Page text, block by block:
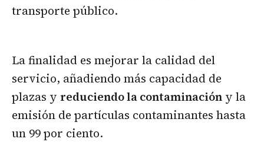
transporte público.
La finalidad es mejorar la calidad del
servicio, añadiendo más capacidad de
plazas y reduciendo la contaminación y la
emisión de partículas contaminantes hasta
un 99 por ciento.